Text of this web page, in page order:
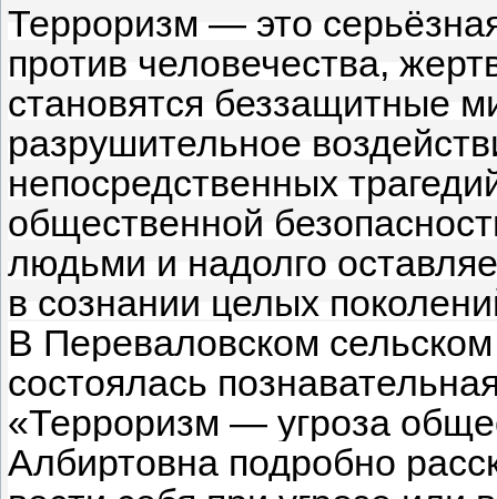
Терроризм — это
против человечества,
становятся беззащитные
разрушительное
непосредственных
общественной
людьми и надолго
в сознании целых
В Переваловском
состоялась
«Терроризм — угроза
Албиртовна подробно